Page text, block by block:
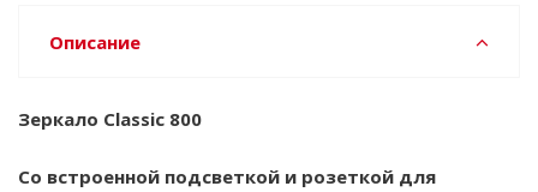
Описание
Зеркало Classic 800
Со встроенной подсветкой и розеткой для